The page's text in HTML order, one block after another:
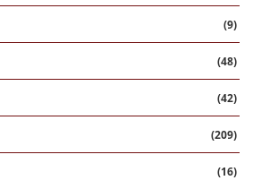
(9)
(48)
(42)
(209)
(16)